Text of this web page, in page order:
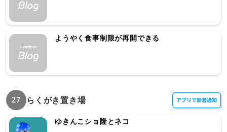
ようやく食事制限が再開できる
27 らくがき置き場
ゆきんこショ隆とネコ